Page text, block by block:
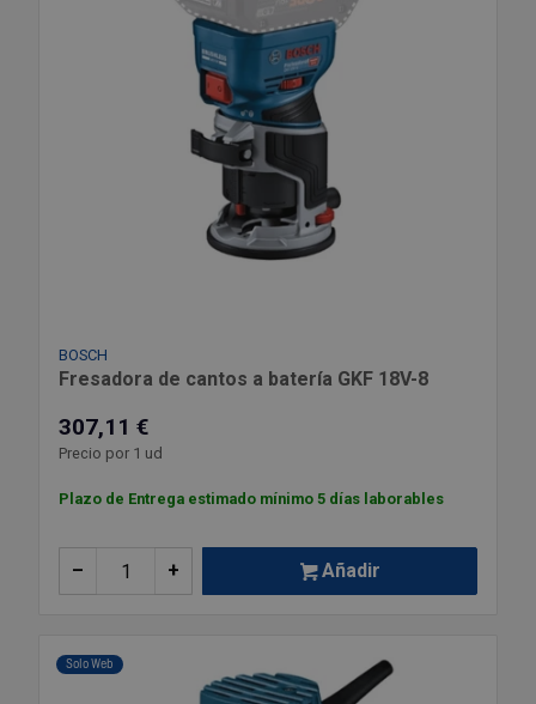
BOSCH
Fresadora de cantos a batería GKF 18V-8
307,11 €
Precio por 1 ud
Plazo de Entrega estimado mínimo 5 días laborables
+
– Añadir
Solo Web